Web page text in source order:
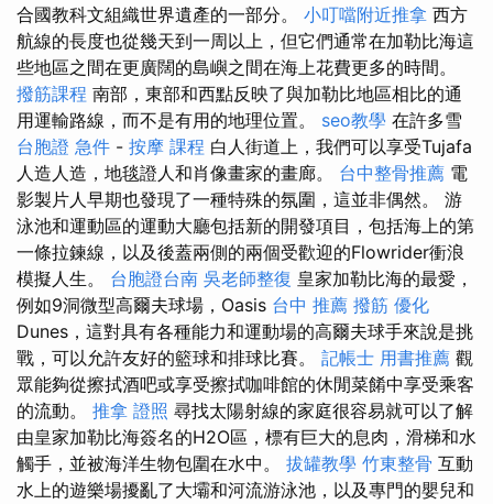
合國教科文組織世界遺產的一部分。 小叮噹附近推拿 西方
航線的長度也從幾天到一周以上，但它們通常在加勒比海這
些地區之間在更廣闊的島嶼之間在海上花費更多的時間。
撥筋課程 南部，東部和西點反映了與加勒比地區相比的通
用運輸路線，而不是有用的地理位置。 seo教學 在許多雪
台胞證 急件 - 按摩 課程 白人街道上，我們可以享受Tujafa
人造人造，地毯證人和肖像畫家的畫廊。 台中整骨推薦 電
影製片人早期也發現了一種特殊的氛圍，這並非偶然。 游
泳池和運動區的運動大廳包括新的開發項目，包括海上的第
一條拉鍊線，以及後蓋兩側的兩個受歡迎的Flowrider衝浪
模擬人生。 台胞證台南 吳老師整復 皇家加勒比海的最愛，
例如9洞微型高爾夫球場，Oasis 台中 推薦 撥筋 優化
Dunes，這對具有各種能力和運動場的高爾夫球手來說是挑
戰，可以允許友好的籃球和排球比賽。 記帳士 用書推薦 觀
眾能夠從擦拭酒吧或享受擦拭咖啡館的休閒菜餚中享受乘客
的流動。 推拿 證照 尋找太陽射線的家庭很容易就可以了解
由皇家加勒比海簽名的H2O區，標有巨大的息肉，滑梯和水
觸手，並被海洋生物包圍在水中。 拔罐教學 竹東整骨 互動
水上的遊樂場擾亂了大壩和河流游泳池，以及專門的嬰兒和